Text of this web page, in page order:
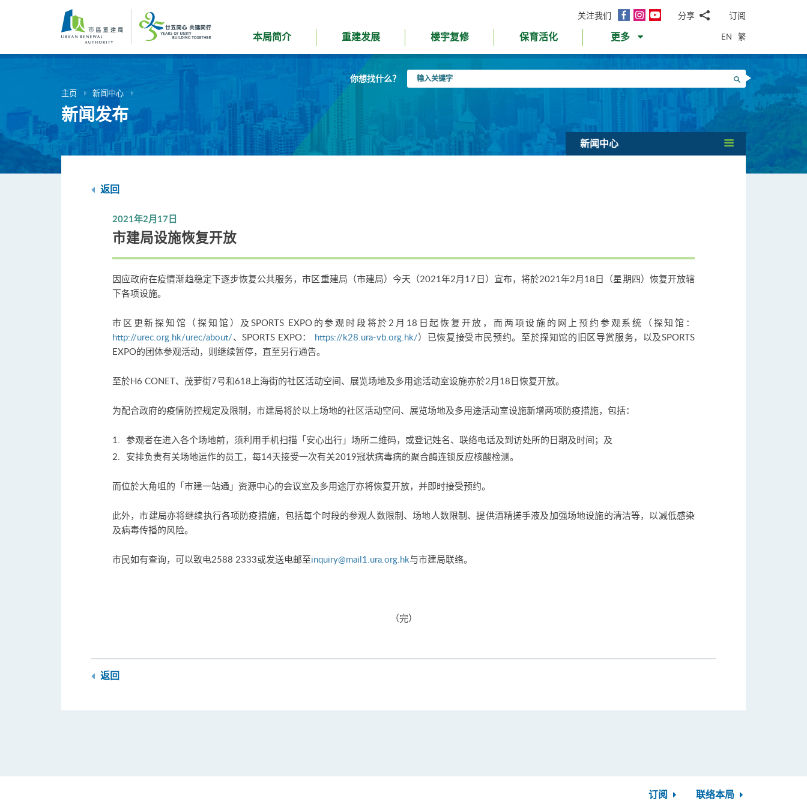
内
关注我们
面
InstagramYouTube分享
邮WhatsApp
微
信
面
书Twitter
LinkedIn
微
订阅
本局简介 重建发展 楼宇复修 保育活化 更多 EN 繁
你想找什么？
入
搜寻
主页 新闻中心
新闻发布
新闻中心
返回
2021年2月17日
市建局设施恢复开放
因应政府在疫情渐趋稳定下逐步恢复公共服务，市区重建局（市建局）今天（2021年2月17日）宣布，将於2021年2月18日（星期四）恢复开放辖
下各项设施。
市区更新探知馆（探知馆）及SPORTS EXPO的参观时段将於2月18日起恢复开放，而两项设施的网上预约参观系统（探知馆：
http://urec.org.hk/urec/about/、SPORTS EXPO： https://k28.ura-vb.org.hk/）已恢复接受市民预约。至於探知馆的旧区导赏服务，以及SPORTS
EXPO的团体参观活动，则继续暂停，直至另行通告。
至於H6 CONET、茂萝街7号和618上海街的社区活动空间、展览场地及多用途活动室设施亦於2月18日恢复开放。
为配合政府的疫情防控规定及限制，市建局将於以上场地的社区活动空间、展览场地及多用途活动室设施新增两项防疫措施，包括：
参观者在进入各个场地前，须利用手机扫描「安心出行」场所二维码，或登记姓名、联络电话及到访处所的日期及时间；及
安排负责有关场地运作的员工，每14天接受一次有关2019冠状病毒病的聚合酶连锁反应核酸检测。
而位於大角咀的「市建一站通」资源中心的会议室及多用途厅亦将恢复开放，并即时接受预约。
此外，市建局亦将继续执行各项防疫措施，包括每个时段的参观人数限制、场地人数限制、提供酒精搓手液及加强场地设施的清洁等，以减低感染
及病毒传播的风险。
市民如有查询，可以致电2588 2333或发送电邮至inquiry@mail1.ura.org.hk与市建局联络。
（完）
返回
订阅 联络本局